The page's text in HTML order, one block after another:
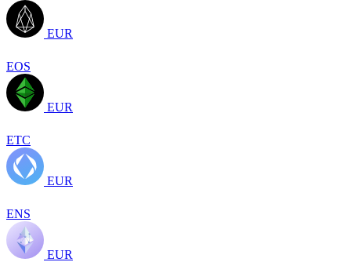
EUR
EOS
EUR
ETC
EUR
ENS
EUR